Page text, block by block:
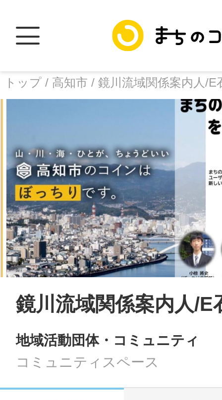
トップ / 高知市 / 鏡川流域関係案内人/E
X
LINE
SMS
メール
鏡川流域関係案内人/E
地域活動団体・コミュニティ
コミュニティスペース
トップ
加盟スポットに
地域に導入を
地域ごとの